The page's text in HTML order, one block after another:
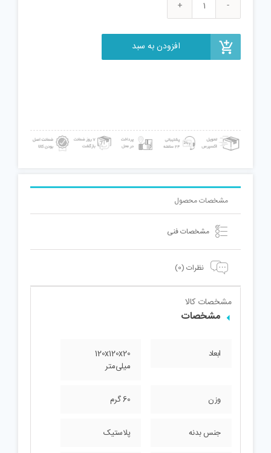
فیجت
افزودن به سبد
مشخصات محصول
مشخصات فنی
نظرات (0)
مشخصات کالا
مشخصات
ابعاد
120x120x20
میلی‌متر
وزن 60 گرم
جنس بدنه پلاستیک